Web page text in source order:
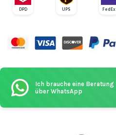
DPD UPS FedEx
Ich brauche eine Beratung
über WhatsApp